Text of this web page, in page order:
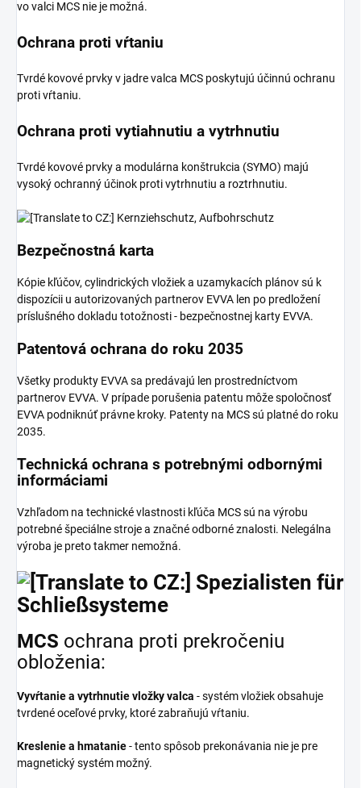
vo valci MCS nie je možná.
Ochrana proti vŕtaniu
Tvrdé kovové prvky v jadre valca MCS poskytujú účinnú ochranu
proti vŕtaniu.
Ochrana proti vytiahnutiu a vytrhnutiu
Tvrdé kovové prvky a modulárna konštrukcia (SYMO) majú
vysoký ochranný účinok proti vytrhnutiu a roztrhnutiu.
Bezpečnostná karta
Kópie kľúčov, cylindrických vložiek a uzamykacích plánov sú k
dispozícii u autorizovaných partnerov EVVA len po predložení
príslušného dokladu totožnosti - bezpečnostnej karty EVVA.
Patentová ochrana do roku 2035
Všetky produkty EVVA sa predávajú len prostredníctvom
partnerov EVVA. V prípade porušenia patentu môže spoločnosť
EVVA podniknúť právne kroky. Patenty na MCS sú platné do roku
2035.
Technická ochrana s potrebnými odbornými
informáciami
Vzhľadom na technické vlastnosti kľúča MCS sú na výrobu
potrebné špeciálne stroje a značné odborné znalosti. Nelegálna
výroba je preto takmer nemožná.
MCS ochrana proti prekročeniu
obloženia:
Vyvŕtanie a vytrhnutie vložky valca - systém vložiek obsahuje
tvrdené oceľové prvky, ktoré zabraňujú vŕtaniu.
Kreslenie a hmatanie- tento spôsob prekonávania nie je pre
magnetický systém možný.